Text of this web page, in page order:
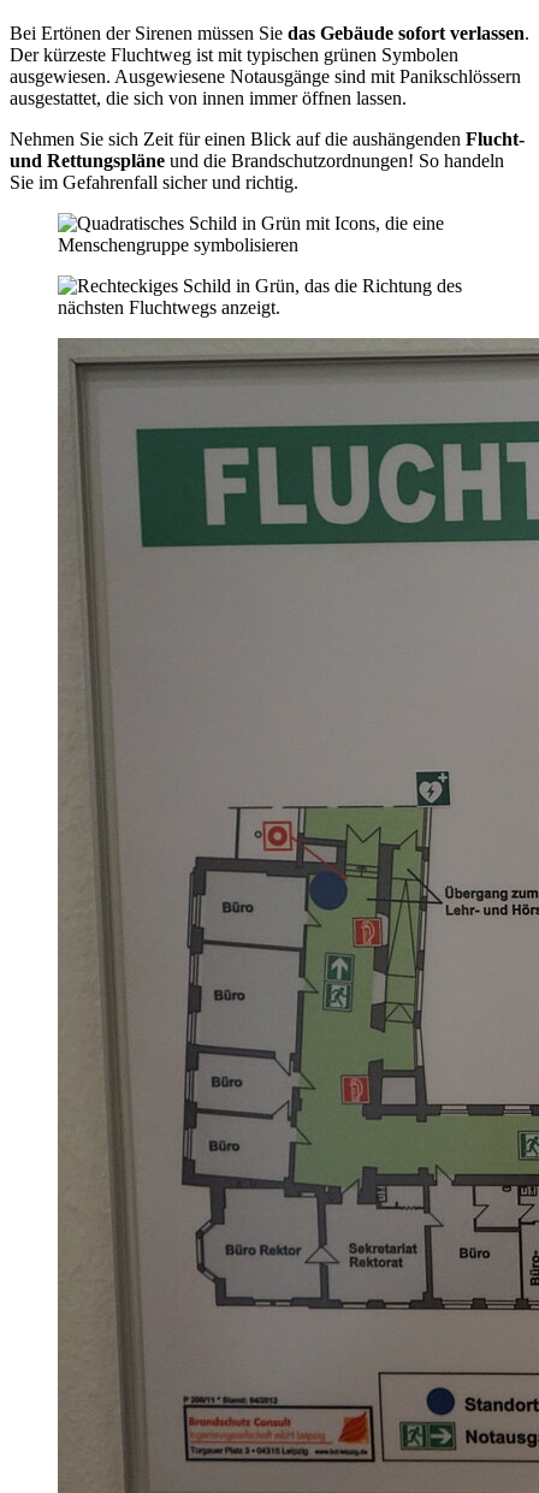
Bei Ertönen der Sirenen müssen Sie das Gebäude sofort verlassen.
Der kürzeste Fluchtweg ist mit typischen grünen Symbolen
ausgewiesen. Ausgewiesene Notausgänge sind mit Panikschlössern
ausgestattet, die sich von innen immer öffnen lassen.
Nehmen Sie sich Zeit für einen Blick auf die aushängenden Flucht-
und Rettungspläne und die Brandschutzordnungen! So handeln
Sie im Gefahrenfall sicher und richtig.